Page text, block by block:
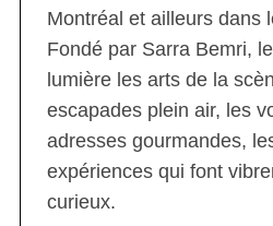
Montréal et ailleurs dans
Fondé par Sarra Bemri,
lumière les arts de la
escapades plein air, les
adresses gourmandes,
expériences qui font
curieux.